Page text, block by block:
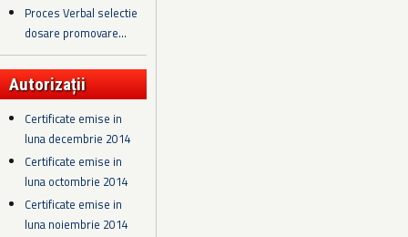
Proces Verbal selectie
dosare promovare...
Autorizații
Certificate emise in
luna decembrie 2014
Certificate emise in
luna octombrie 2014
Certificate emise in
luna noiembrie 2014